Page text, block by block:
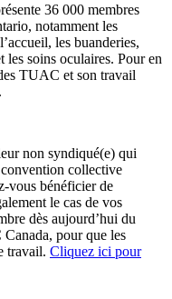
36 000 membres
notamment les
les buanderies,
les soins oculaires. Pour en
TUAC et son travail
.
non syndiqué(e) qui
convention collective
vous bénéficier de
le cas de vos
dès aujourd’hui du
pour que les
travail. Cliquez ici pour